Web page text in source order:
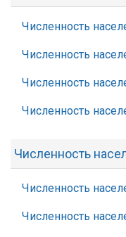
Численность
Численность
Численность
Численность
Численность
Численность
Численность